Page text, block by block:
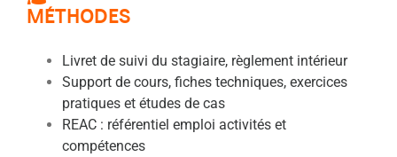
MÉTHODES
Livret de suivi du stagiaire, règlement intérieur
Support de cours, fiches techniques, exercices
pratiques et études de cas
REAC : référentiel emploi activités et
compétences